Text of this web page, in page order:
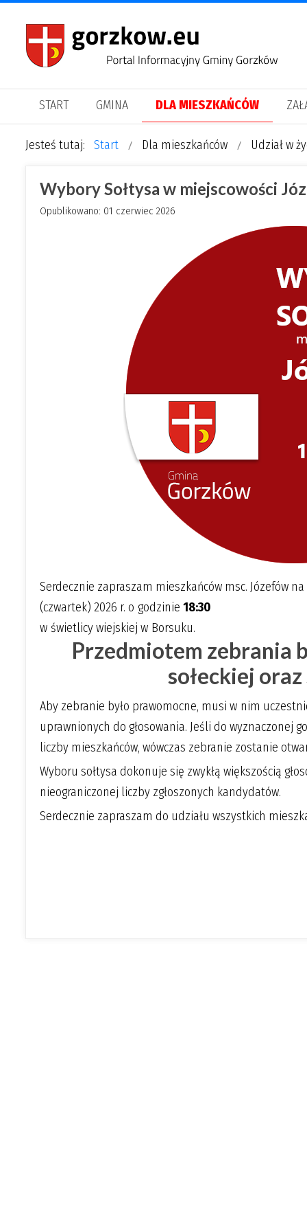
START GMINA DLA MIESZKAŃCÓW
Jesteś tutaj: Start Dla mieszkańców Udział w
Wybory Sołtysa w miejscowości
Opublikowano: 01 czerwiec 2026
Serdecznie zapraszam mieszkańców msc. Józefów
(czwartek) 2026 r. o godzinie 18:30
w świetlicy wiejskiej w Borsuku.
Przedmiotem zebrania
sołeckiej
Aby zebranie było prawomocne, musi w nim
uprawnionych do głosowania. Jeśli do wyznaczonej
liczby mieszkańców, wówczas zebranie zostanie
Wyboru sołtysa dokonuje się zwykłą większością
nieograniczonej liczby zgłoszonych kandydatów.
Serdecznie zapraszam do udziału wszystkich